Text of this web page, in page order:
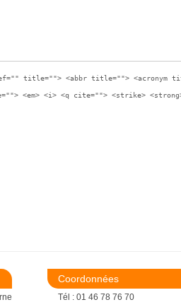
title=""> <abbr title=""> <acronym
<em> <i> <q cite=""> <strike>
Coordonnées
Tél : 01 46 78 76 70